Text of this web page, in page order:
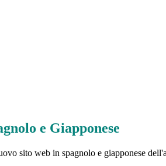
e Giapponese
sito web in spagnolo e giapponese